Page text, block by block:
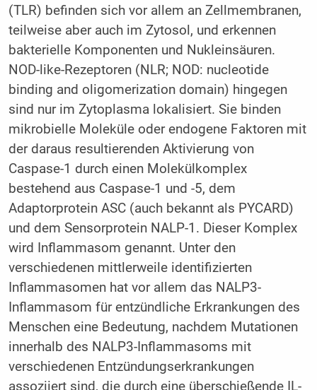
(TLR) befinden sich vor allem an Zellmembranen,
teilweise aber auch im Zytosol, und erkennen
bakterielle Komponenten und Nukleinsäuren.
NOD-like-Rezeptoren (NLR; NOD: nucleotide
binding and oligomerization domain) hingegen
sind nur im Zytoplasma lokalisiert. Sie binden
mikrobielle Moleküle oder endogene Faktoren mit
der daraus resultierenden Aktivierung von
Caspase-1 durch einen Molekülkomplex
bestehend aus Caspase-1 und -5, dem
Adaptorprotein ASC (auch bekannt als PYCARD)
und dem Sensorprotein NALP-1. Dieser Komplex
wird Inflammasom genannt. Unter den
verschiedenen mittlerweile identifizierten
Inflammasomen hat vor allem das NALP3-
Inflammasom für entzündliche Erkrankungen des
Menschen eine Bedeutung, nachdem Mutationen
innerhalb des NALP3-Inflammasoms mit
verschiedenen Entzündungserkrankungen
assoziiert sind, die durch eine überschießende IL-